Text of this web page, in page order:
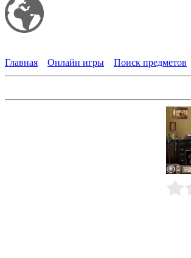
Главная
Онлайн игры Поиск предметов